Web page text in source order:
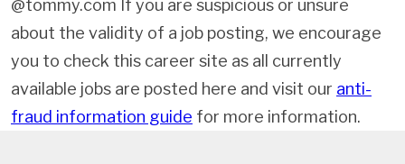
@tommy.com If you are suspicious or unsure
about the validity of a job posting, we encourage
you to check this career site as all currently
available jobs are posted here and visit our anti-
fraud information guide for more information.